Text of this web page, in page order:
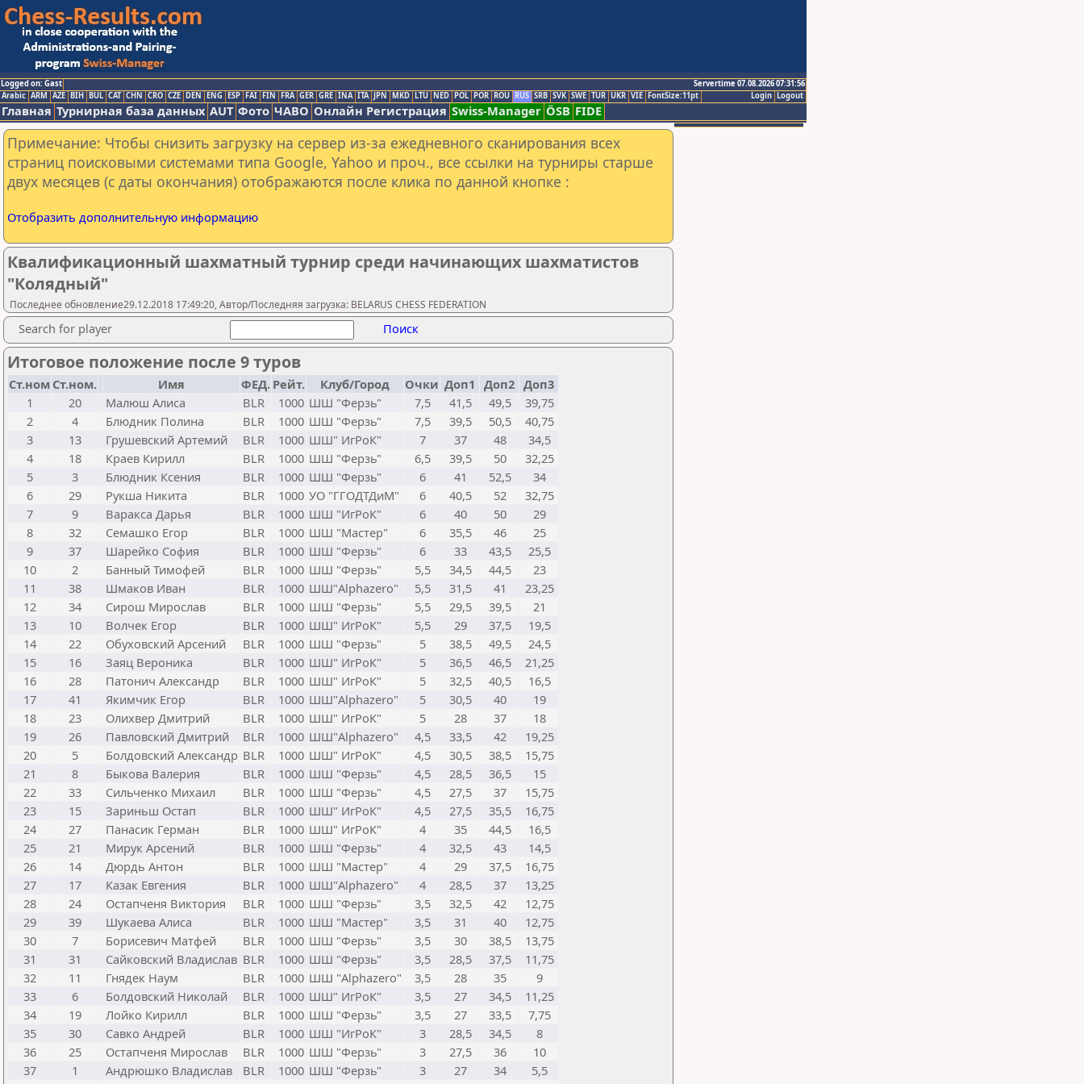
Logged on: Gast
Servertime 07.08.2026 07:31:56
Logout
Login
Arabic ARM AZE BIH BUL CAT CHN CRO CZE DEN ENG ESP FAI FIN FRA GER GRE INA ITA JPN MKD LTU NED POL POR ROU RUS SRB SVK SWE TUR UKR VIE FontSize:11pt
Главная Турнирная база данных AUT Фото ЧАВО Онлайн Регистрация Swiss-Manager ÖSB FIDE
Примечание: Чтобы снизить загрузку на сервер из-за ежедневного сканирования всех
страниц поисковыми системами типа Google, Yahoo и проч., все ссылки на турниры старше
двух месяцев (с даты окончания) отображаются после клика по данной кнопке :
Отобразить дополнительную информацию
Квалификационный шахматный турнир среди начинающих шахматистов
"Колядный"
Последнее обновление29.12.2018 17:49:20, Автор/Последняя загрузка: BELARUS CHESS FEDERATION
Search for player Поиск
Итоговое положение после 9 туров
Ст.ном Ст.ном. Имя ФЕД. Рейт. Клуб/Город Очки Доп1 Доп2 Доп3
1
20 Малюш Алиса BLR 1000 ШШ "Ферзь" 7,5 41,5 49,5
39,75
2
4 Блюдник Полина BLR 1000 ШШ "Ферзь" 7,5 39,5 50,5
40,75
3
13 Грушевский Артемий BLR 1000 ШШ" ИгРоК" 7 37 48
34,5
4
18 Краев Кирилл BLR 1000 ШШ "Ферзь" 6,5 39,5 50
32,25
5
3 Блюдник Ксения BLR 1000 ШШ "Ферзь" 6 41 52,5
34
6
29 Рукша Никита BLR 1000 УО "ГГОДТДиМ" 6 40,5 52
32,75
7
9 Варакса Дарья BLR 1000 ШШ "ИгРоК" 6 40 50
29
8
32 Семашко Егор BLR 1000 ШШ "Мастер" 6 35,5 46
25
9
37 Шарейко София BLR 1000 ШШ "Ферзь" 6 33 43,5
25,5
10
2 Банный Тимофей BLR 1000 ШШ "Ферзь" 5,5 34,5 44,5
23
11
38 Шмаков Иван BLR 1000 ШШ"Alphazero" 5,5 31,5 41
23,25
12
34 Сирош Мирослав BLR 1000 ШШ "Ферзь" 5,5 29,5 39,5
21
13
10 Волчек Егор BLR 1000 ШШ" ИгРоК" 5,5 29 37,5
19,5
14
22 Обуховский Арсений BLR 1000 ШШ "Ферзь" 5 38,5 49,5
24,5
15
16 Заяц Вероника BLR 1000 ШШ" ИгРоК" 5 36,5 46,5
21,25
16
28 Патонич Александр BLR 1000 ШШ" ИгРоК" 5 32,5 40,5
16,5
17
41 Якимчик Егор BLR 1000 ШШ"Alphazero" 5 30,5 40
19
18
23 Олихвер Дмитрий BLR 1000 ШШ" ИгРоК" 5 28 37
18
19
26 Павловский Дмитрий BLR 1000 ШШ"Alphazero" 4,5 33,5 42
19,25
20
5 Болдовский Александр BLR 1000 ШШ" ИгРоК" 4,5 30,5 38,5
15,75
21
8 Быкова Валерия BLR 1000 ШШ "Ферзь" 4,5 28,5 36,5
15
22
33 Сильченко Михаил BLR 1000 ШШ "Ферзь" 4,5 27,5 37
15,75
23
15 Зариньш Остап BLR 1000 ШШ" ИгРоК" 4,5 27,5 35,5
16,75
24
27 Панасик Герман BLR 1000 ШШ" ИгРоК" 4 35 44,5
16,5
25
21 Мирук Арсений BLR 1000 ШШ "Ферзь" 4 32,5 43
14,5
26
14 Дюрдь Антон BLR 1000 ШШ "Мастер" 4 29 37,5
16,75
27
17 Казак Евгения BLR 1000 ШШ"Alphazero" 4 28,5 37
13,25
28
24 Остапченя Виктория BLR 1000 ШШ "Ферзь" 3,5 32,5 42
12,75
29
39 Шукаева Алиса BLR 1000 ШШ "Мастер" 3,5 31 40
12,75
30
7 Борисевич Матфей BLR 1000 ШШ "Ферзь" 3,5 30 38,5
13,75
31
31 Сайковский Владислав BLR 1000 ШШ "Ферзь" 3,5 28,5 37,5
11,75
32
11 Гнядек Наум BLR 1000 ШШ "Alphazero" 3,5 28 35
9
33
6 Болдовский Николай BLR 1000 ШШ" ИгРоК" 3,5 27 34,5
11,25
34
19 Лойко Кирилл BLR 1000 ШШ "Ферзь" 3,5 27 33,5
7,75
35
30 Савко Андрей BLR 1000 ШШ "ИгРоК" 3 28,5 34,5
8
36
25 Остапченя Мирослав BLR 1000 ШШ "Ферзь" 3 27,5 36
10
37
1 Андрюшко Владислав BLR 1000 ШШ "Ферзь" 3 27 34
5,5